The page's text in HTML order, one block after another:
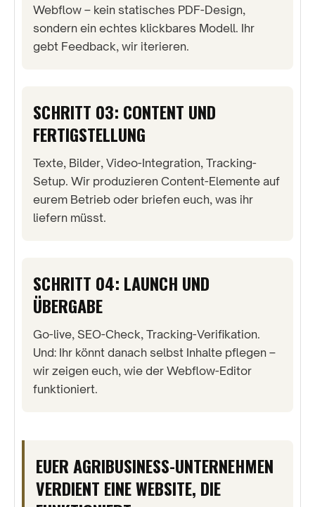
Webflow – kein statisches PDF-Design,
sondern ein echtes klickbares Modell. Ihr
gebt Feedback, wir iterieren.
SCHRITT 03: CONTENT UND
FERTIGSTELLUNG
Texte, Bilder, Video-Integration, Tracking-
Setup. Wir produzieren Content-Elemente auf
eurem Betrieb oder briefen euch, was ihr
liefern müsst.
SCHRITT 04: LAUNCH UND
ÜBERGABE
Go-live, SEO-Check, Tracking-Verifikation.
Und: Ihr könnt danach selbst Inhalte pflegen –
wir zeigen euch, wie der Webflow-Editor
funktioniert.
EUER AGRIBUSINESS-UNTERNEHMEN
VERDIENT EINE WEBSITE, DIE